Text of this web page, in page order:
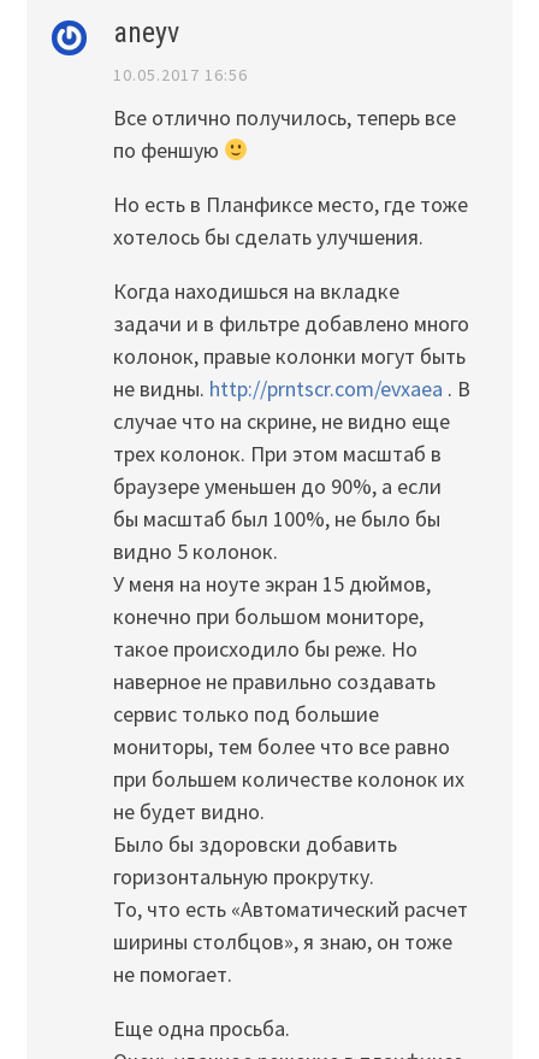
aneyv
10.05.2017 16:56
Все отлично получилось, теперь все
по феншую
Но есть в Планфиксе место, где тоже
хотелось бы сделать улучшения.
Когда находишься на вкладке
задачи и в фильтре добавлено много
колонок, правые колонки могут быть
не видны. http://prntscr.com/evxaea . В
случае что на скрине, не видно еще
трех колонок. При этом масштаб в
браузере уменьшен до 90%, а если
бы масштаб был 100%, не было бы
видно 5 колонок.
У меня на ноуте экран 15 дюймов,
конечно при большом мониторе,
такое происходило бы реже. Но
наверное не правильно создавать
сервис только под большие
мониторы, тем более что все равно
при большем количестве колонок их
не будет видно.
Было бы здоровски добавить
горизонтальную прокрутку.
То, что есть «Автоматический расчет
ширины столбцов», я знаю, он тоже
не помогает.
Еще одна просьба.